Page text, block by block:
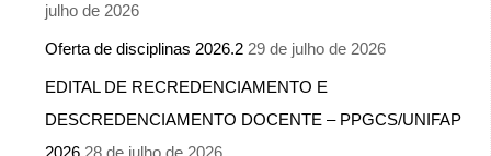
julho de 2026
Oferta de disciplinas 2026.2 29 de julho de 2026
EDITAL DE RECREDENCIAMENTO E
DESCREDENCIAMENTO DOCENTE – PPGCS/UNIFAP